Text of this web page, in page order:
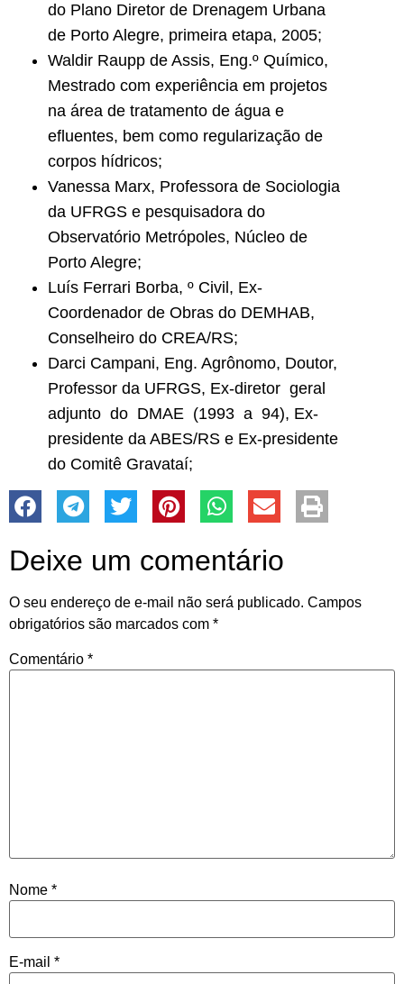
do Plano Diretor de Drenagem Urbana
de Porto Alegre, primeira etapa, 2005;
Waldir Raupp de Assis, Eng.º Químico,
Mestrado com experiência em projetos
na área de tratamento de água e
efluentes, bem como regularização de
corpos hídricos;
Vanessa Marx, Professora de Sociologia
da UFRGS e pesquisadora do
Observatório Metrópoles, Núcleo de
Porto Alegre;
Luís Ferrari Borba, º Civil, Ex-
Coordenador de Obras do DEMHAB,
Conselheiro do CREA/RS;
Darci Campani, Eng. Agrônomo, Doutor,
Professor da UFRGS, Ex-diretor geral
adjunto do DMAE (1993 a 94), Ex-
presidente da ABES/RS e Ex-presidente
do Comitê Gravataí;
Deixe um comentário
O seu endereço de e-mail não será publicado. Campos
obrigatórios são marcados com *
Comentário *
Nome *
E-mail *